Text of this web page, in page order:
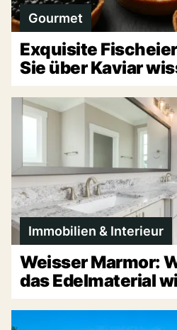
Gourmet
Exquisite
Sie über Kaviar
Immobilien & Interieur
Weisser Marmor:
das Edelmaterial